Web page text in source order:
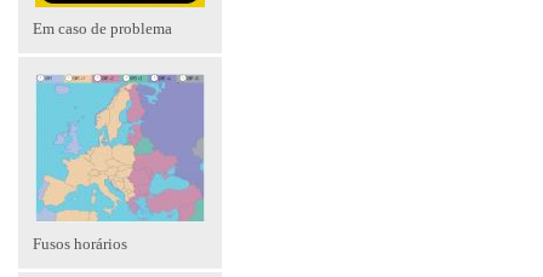
Em caso de problema
Fusos horários